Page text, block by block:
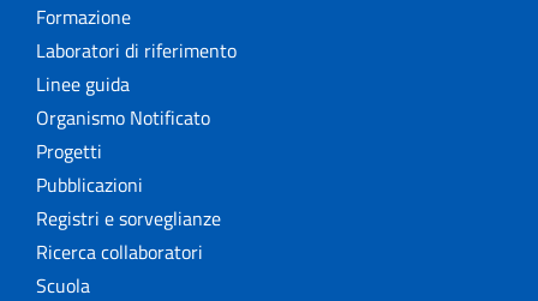
Formazione
Laboratori di riferimento
Linee guida
Organismo Notificato
Progetti
Pubblicazioni
Registri e sorveglianze
Ricerca collaboratori
Scuola